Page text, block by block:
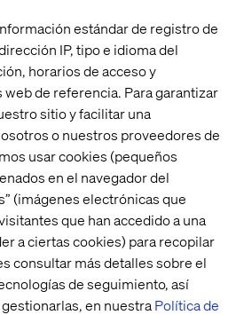
estándar de registro de
IP, tipo e idioma del
horarios de acceso y
de referencia. Para garantizar
sitio y facilitar una
o nuestros proveedores de
usar cookies (pequeños
en el navegador del
(imágenes electrónicas que
que han accedido a una
a ciertas cookies) para recopilar
consultar más detalles sobre el
de seguimiento, así
en nuestraPolítica de